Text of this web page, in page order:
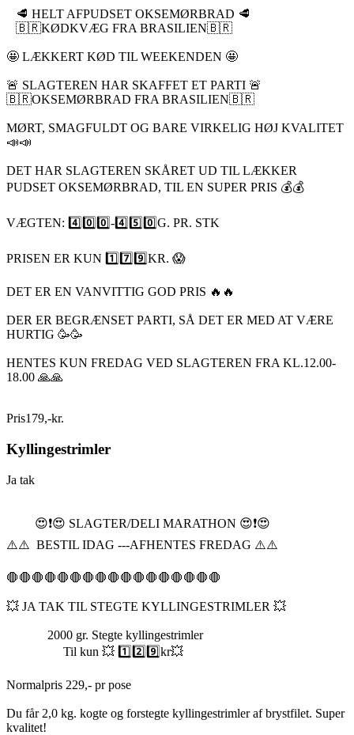
🥩 HELT AFPUDSET OKSEMØRBRAD 🥩
🇧🇷KØDKVÆG FRA BRASILIEN🇧🇷
🤩 LÆKKERT KØD TIL WEEKENDEN 🤩
🚨 SLAGTEREN HAR SKAFFET ET PARTI 🚨
🇧🇷OKSEMØRBRAD FRA BRASILIEN🇧🇷
MØRT, SMAGFULDT OG BARE VIRKELIG HØJ KVALITET
📣📣
DET HAR SLAGTEREN SKÅRET UD TIL LÆKKER
PUDSET OKSEMØRBRAD, TIL EN SUPER PRIS 💰💰
VÆGTEN: 4️⃣0️⃣0️⃣-4️⃣5️⃣0️⃣G. PR. STK
PRISEN ER KUN 1️⃣7️⃣9️⃣KR. 😱
DET ER EN VANVITTIG GOD PRIS 🔥🔥
DER ER BEGRÆNSET PARTI, SÅ DET ER MED AT VÆRE
HURTIG 🥳🥳
HENTES KUN FREDAG VED SLAGTEREN FRA KL.12.00-
18.00 🙏🙏
Pris179,-kr.
Kyllingestrimler
Ja tak
😍❗️😍 SLAGTER/DELI MARATHON 😍❗️😍
⚠️⚠️ BESTIL IDAG ---AFHENTES FREDAG ⚠️⚠️
🛑🛑🛑🛑🛑🛑🛑🛑🛑🛑🛑🛑🛑🛑🛑🛑🛑
💥 JA TAK TIL STEGTE KYLLINGESTRIMLER 💥
2000 gr. Stegte kyllingestrimler
Til kun 💥 1️⃣2️⃣9️⃣kr💥
Normalpris 229,- pr pose
Du får 2,0 kg. kogte og forstegte kyllingestrimler af brystfilet. Super
kvalitet!